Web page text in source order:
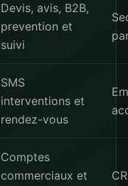
Devis, avis, B2B,
prevention et
suivi
SMS
interventions et
rendez-vous
Comptes
commerciaux et